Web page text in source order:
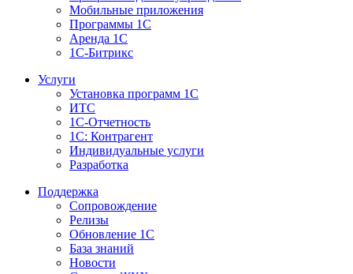
Мобильные приложения
Программы 1С
Аренда 1С
1С-Битрикс
Услуги
Установка программ 1С
ИТС
1С-Отчетность
1С: Контрагент
Индивидуальные услуги
Разработка
Поддержка
Сопровождение
Релизы
Обновление 1С
База знаний
Новости